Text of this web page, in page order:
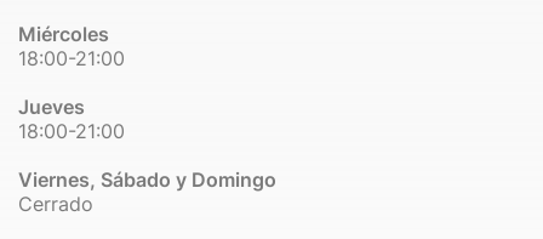
Miércoles
18:00-21:00
Jueves
18:00-21:00
Viernes, Sábado y Domingo
Cerrado